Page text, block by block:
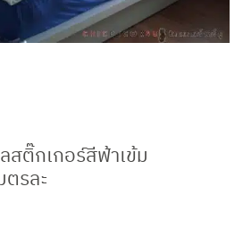
สติ๊กเกอร์สีฟ้าเข้ม
รละ